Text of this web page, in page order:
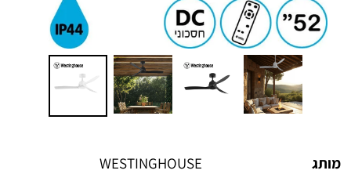
מותג
WESTINGHOUSE